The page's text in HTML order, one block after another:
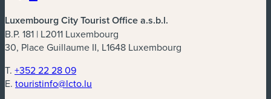
Luxembourg City Tourist Office a.s.b.l.
B.P. 181 | L2011 Luxembourg
30, Place Guillaume II, L1648 Luxembourg
T. +352 22 28 09
E. touristinfo@lcto.lu